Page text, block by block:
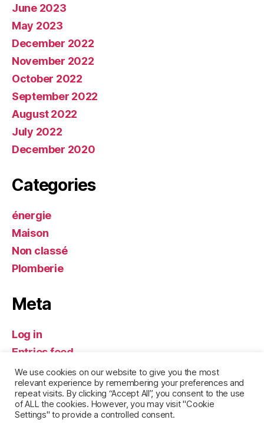
June 2023
May 2023
December 2022
November 2022
October 2022
September 2022
August 2022
July 2022
December 2020
Categories
énergie
Maison
Non classé
Plomberie
Meta
Log in
Entries feed
Comments feed
WordPress.org
We use cookies on our website to give you the most
relevant experience by remembering your preferences and
repeat visits. By clicking “Accept All”, you consent to the use
of ALL the cookies. However, you may visit "Cookie
Settings" to provide a controlled consent.